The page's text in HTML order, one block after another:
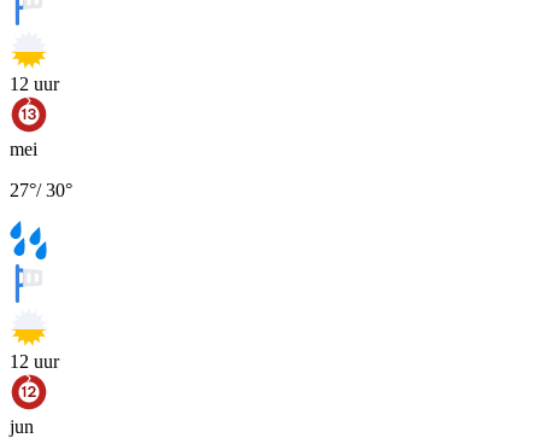
12 uur
mei
27°/30°
12 uur
jun